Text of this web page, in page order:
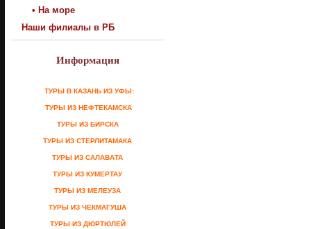
• На море
Наши филиалы в РБ
Информация
ТУРЫ В КАЗАНЬ ИЗ УФЫ:
ТУРЫ ИЗ НЕФТЕКАМСКА
ТУРЫ ИЗ БИРСКА
ТУРЫ ИЗ СТЕРЛИТАМАКА
ТУРЫ ИЗ САЛАВАТА
ТУРЫ ИЗ КУМЕРТАУ
ТУРЫ ИЗ МЕЛЕУЗА
ТУРЫ ИЗ ЧЕКМАГУША
ТУРЫ ИЗ ДЮРТЮЛЕЙ